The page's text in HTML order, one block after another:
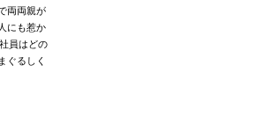
両両親が
にも惹か
員はどの
ぐるしく